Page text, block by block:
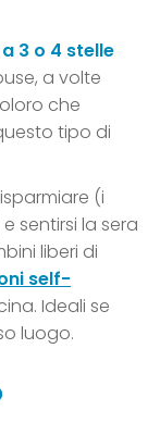
3 o 4 stelle
a volte
che
tipo di
(i
sentirsi la sera
liberi di
self-
Ideali se
luogo.